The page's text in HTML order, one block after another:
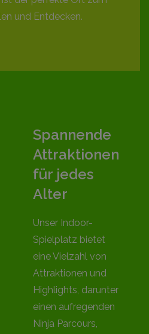
und Entdecken.
Spannende
Attraktionen
für jedes
Alter
Unser Indoor-
Spielplatz bietet
eine Vielzahl von
Attraktionen und
Highlights, darunter
einen aufregenden
Ninja Parcours,